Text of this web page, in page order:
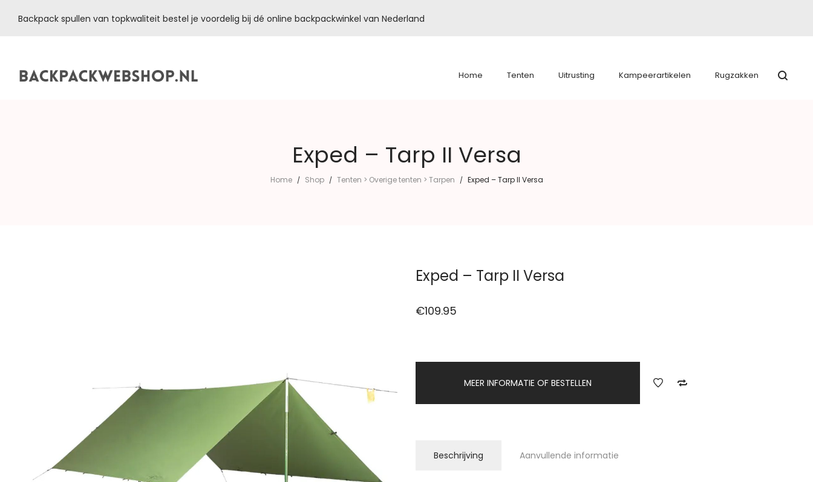
Backpack spullen van topkwaliteit bestel je voordelig bij dé online backpackwinkel van Nederland
Home Tenten Uitrusting Kampeerartikelen Rugzakken
Exped – Tarp II Versa
Home / Shop / Tenten > Overige tenten > Tarpen / Exped – Tarp II Versa
Exped – Tarp II Versa
€109.95
MEER INFORMATIE OF BESTELLEN
Beschrijving Aanvullende informatie